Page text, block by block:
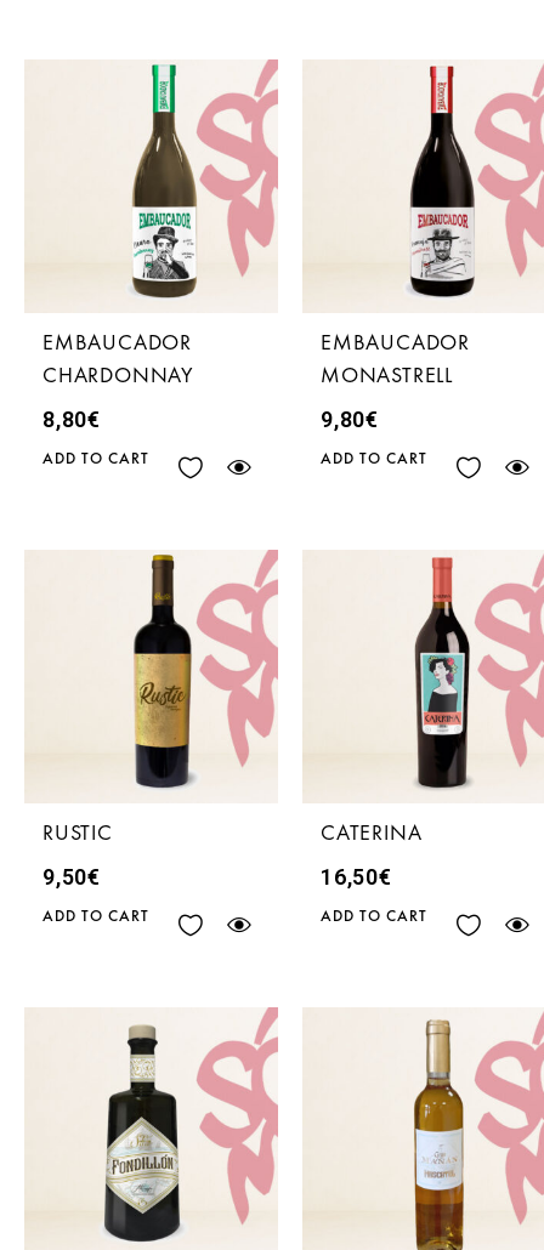
EMBAUCADOR
CHARDONNAY
8,80€
ADD TO CART
EMBAUCADOR
MONASTRELL
9,80€
ADD TO CART
RUSTIC
9,50€
ADD TO CART
CATERINA
16,50€
ADD TO CART